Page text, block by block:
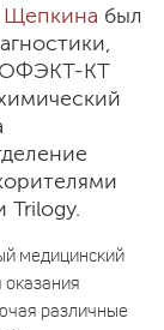
Щепкина был
ОФЭКТ-КТ
Trilogy.
медицинский
различные